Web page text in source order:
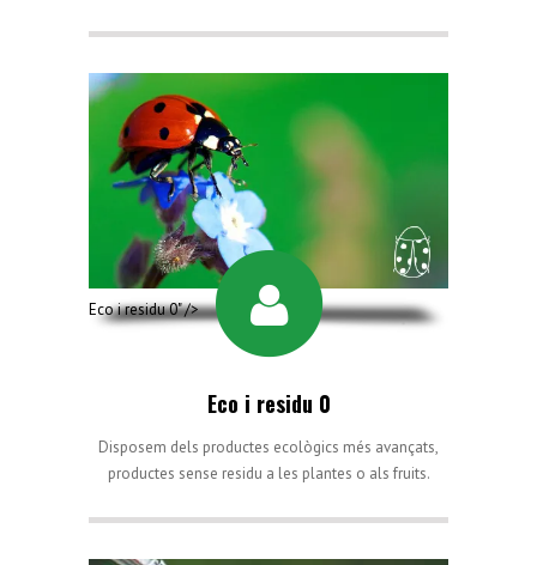
Eco i residu 0" />
Eco i residu 0
Disposem dels productes ecològics més avançats,
productes sense residu a les plantes o als fruits.